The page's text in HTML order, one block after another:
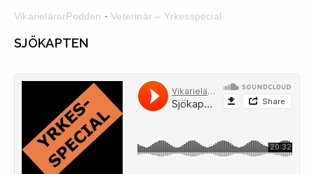
VikarielärarPodden ·Veterinär – Yrkesspecial
SJÖKAPTEN